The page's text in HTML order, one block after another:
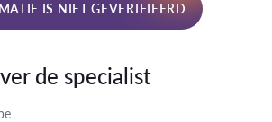
IS NIET GEVERIFIEERD
de specialist